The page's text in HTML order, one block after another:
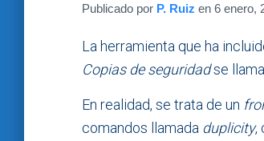
Publicado por P. Ruiz en 6 enero,
La herramienta que ha
Copias de seguridadse llama
En realidad, se trata de un
comandos llamada duplicity,